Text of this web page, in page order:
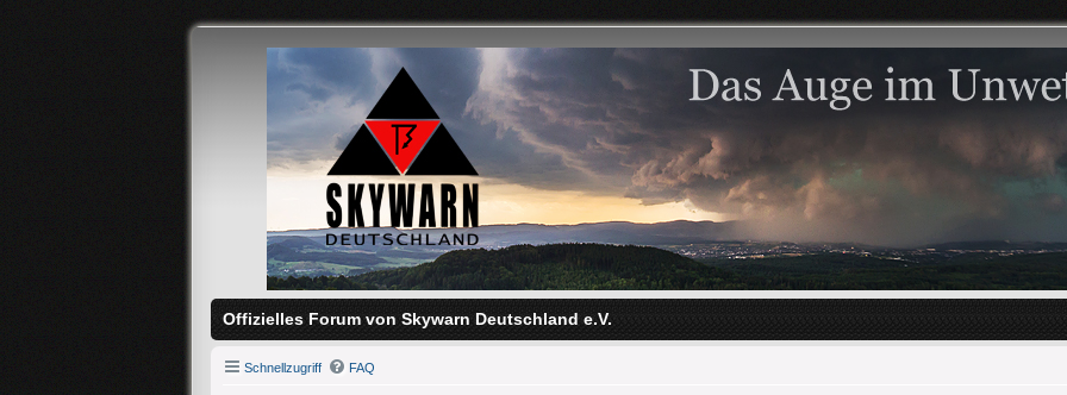
Offizielles Forum von Skywarn Deutschland e.V.
Schnellzugriff FAQ